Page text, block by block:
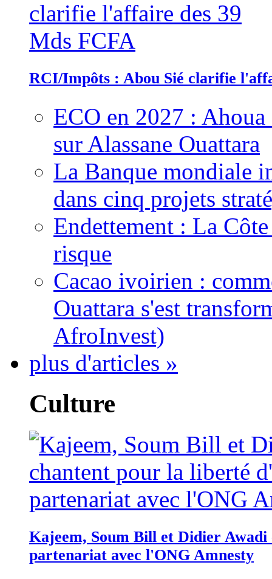
RCI/Impôts : Abou Sié clarifie
ECO en 2027 :
sur Alassane Ouattara
La Banque mondiale
dans cinq projets
Endettement : La
risque
Cacao ivoirien :
Ouattara s'est
AfroInvest)
plus d'articles »
Culture
Kajeem, Soum Bill et Didier
partenariat avec l'ONG Amnesty